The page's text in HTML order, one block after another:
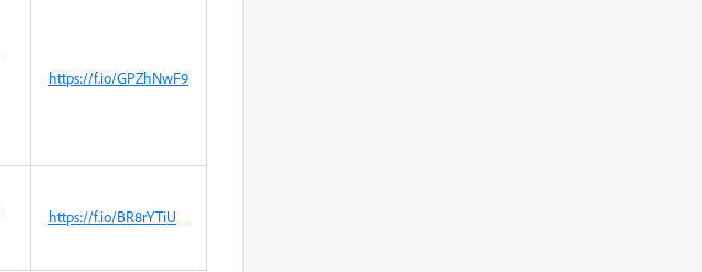
https://f.io/GPZhNwF9
https://f.io/BR8rYTiU